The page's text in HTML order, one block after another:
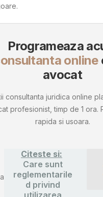
Programeaza
online
avocat
consultanta juridica online
profesionist, timp de 1 ora.
rapida si usoara.
Citeste si:
Care sunt
reglementarile
d privind